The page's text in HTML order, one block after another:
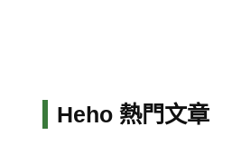
Heho 熱門文章